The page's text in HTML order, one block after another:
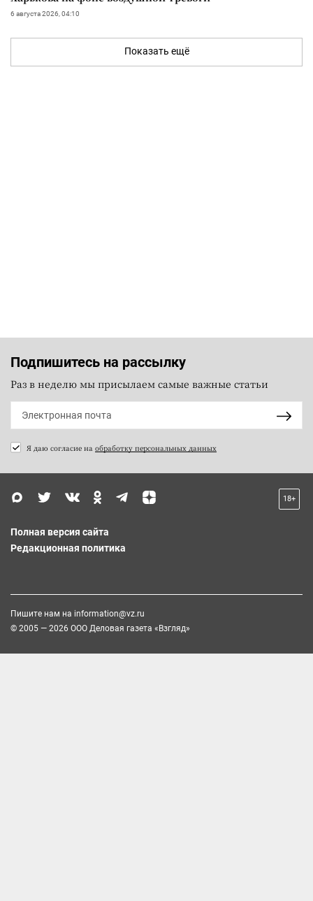
6 августа 2026, 04:10
Показать ещё
Подпишитесь на рассылку
Раз в неделю мы присылаем самые важные статьи
Я даю согласие на обработку персональных данных
18+
Полная версия сайта
Редакционная политика
Пишите нам на information@vz.ru
© 2005 — 2026 ООО Деловая газета «Взгляд»